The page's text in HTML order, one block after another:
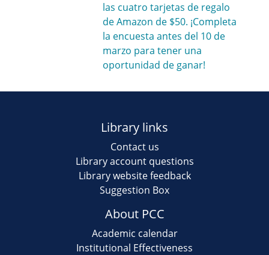
las cuatro tarjetas de regalo
de Amazon de $50. ¡Completa
la encuesta antes del 10 de
marzo para tener una
oportunidad de ganar!
Library links
Contact us
Library account questions
Library website feedback
Suggestion Box
About PCC
Academic calendar
Institutional Effectiveness